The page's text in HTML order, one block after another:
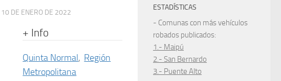
10 DE ENERO DE 2022
+ Info
Quinta Normal, Región
Metropolitana
ESTADÍSTICAS
- Comunas con más vehículos
robados publicados:
1.- Maipú
2.- San Bernardo
3.- Puente Alto